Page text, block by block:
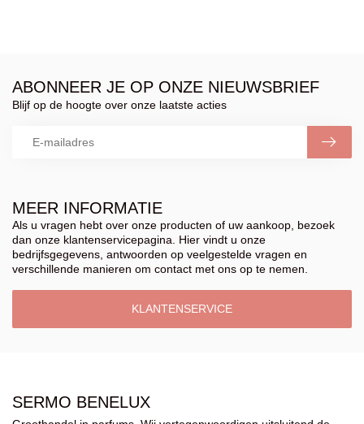
MEER INFORMATIE
Als u vragen hebt over onze producten of uw aankoop, bezoek
dan onze klantenservicepagina. Hier vindt u onze
bedrijfsgegevens, antwoorden op veelgestelde vragen en
verschillende manieren om contact met ons op te nemen.
KLANTENSERVICE
ABONNEER JE OP ONZE NIEUWSBRIEF
Blijf op de hoogte over onze laatste acties
SERMO BENELUX